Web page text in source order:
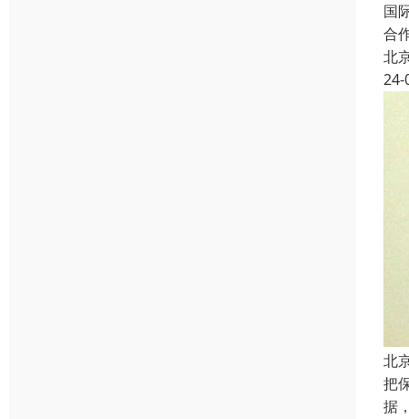
国
合
北
24-
北
把
据